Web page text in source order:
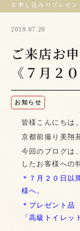
お申し込みのプレゼン
2019.07.20
ご来店お
《７月２
お知らせ
皆様こんにちは。
京都前撮り美翔
今回のブログは
したお客様への
＊７月２０日以
様へ。
＊プレゼント品
「高級トイレッ